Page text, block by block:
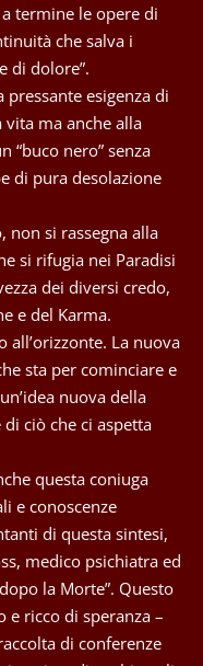
termine le opere di
che salva i
di dolore”.
pressante esigenza di
ma anche alla
“buco nero” senza
di pura desolazione
non si rassegna alla
si rifugia nei Paradisi
dei diversi credo,
e del Karma.
all’orizzonte. La nuova
sta per cominciare e
nuova della
ciò che ci aspetta
questa coniuga
e conoscenze
di questa sintesi,
medico psichiatra ed
la Morte”. Questo
ricco di speranza –
di conferenze